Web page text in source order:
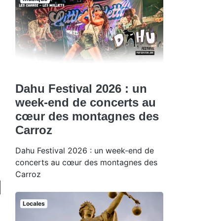
Dahu Festival 2026 : un
week-end de concerts au
cœur des montagnes des
Carroz
Dahu Festival 2026 : un week-end de
concerts au cœur des montagnes des
Carroz
Locales